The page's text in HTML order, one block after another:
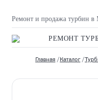
Ремонт и продажа турбин в
РЕМОНТ
Главная /Каталог /